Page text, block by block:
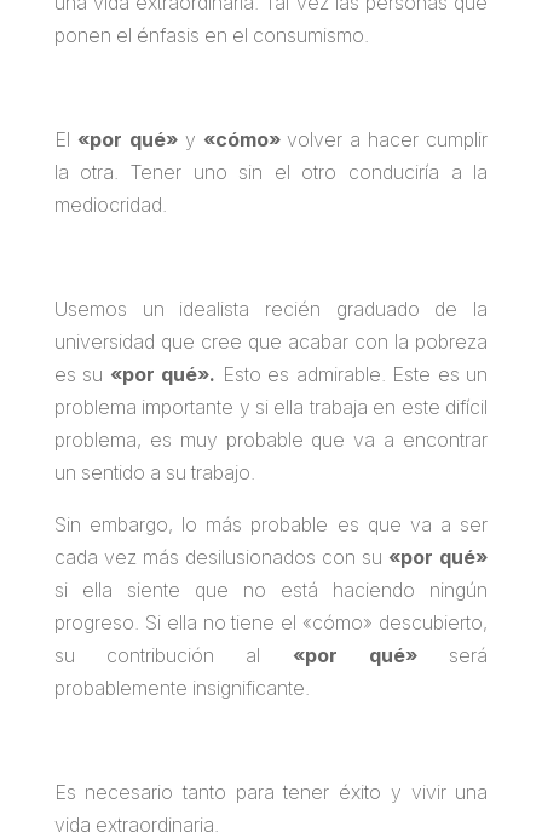
ponen el énfasis en el consumismo.
El «por qué»y «cómo»volver a hacer cumplir
la otra. Tener uno sin el otro conduciría a la
mediocridad.
Usemos un idealista recién graduado de la
universidad que cree que acabar con la pobreza
es su «por qué». Esto es admirable. Este es un
problema importante y si ella trabaja en este difícil
problema, es muy probable que va a encontrar
un sentido a su trabajo.
Sin embargo, lo más probable es que va a ser
cada vez más desilusionados con su «por qué»
si ella siente que no está haciendo ningún
progreso. Si ella no tiene el «cómo» descubierto,
su contribución al «por qué»será
probablemente insignificante.
Es necesario tanto para tener éxito y vivir una
vida extraordinaria.